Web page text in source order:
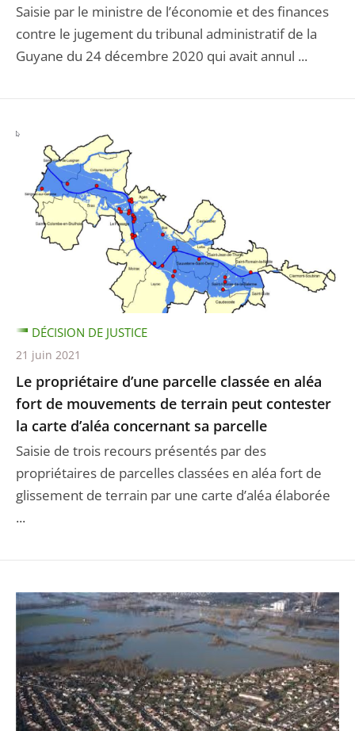
Saisie par le ministre de l’économie et des finances
contre le jugement du tribunal administratif de la
Guyane du 24 décembre 2020 qui avait annul ...
Le propriétaire d’une parcelle classée en aléa
fort de mouvements de terrain peut contester
la carte d’aléa concernant sa parcelle
Saisie de trois recours présentés par des
propriétaires de parcelles classées en aléa fort de
glissement de terrain par une carte d’aléa élaborée
...
DÉCISION DE JUSTICE
21 juin 2021